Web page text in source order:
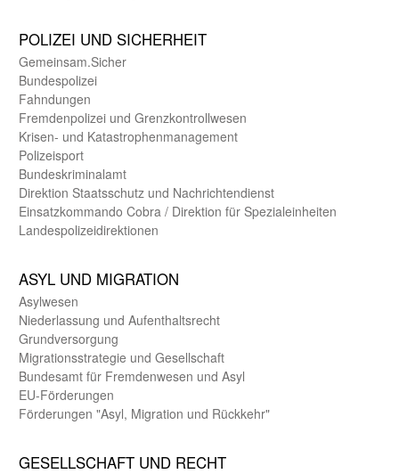
POLIZEI UND SICHER­HEIT
Gemein­sam.Sicher
Bundes­polizei
Fahndungen
Fremdenpolizei und Grenzkontrollwesen
Krisen- und Katastrophen­management
Polizeisport
Bundes­kriminal­amt
Direktion Staats­schutz und Nach­richten­dienst
Einsatz­kommando Cobra / Direktion für Spezialeinheiten
Landes­polizei­direk­tionen
ASYL UND MIGRA­TION
Asyl­wesen
Nieder­lassung und Aufent­halts­recht
Grund­versorgung
Migrations­strategie und Gesell­schaft
Bundes­amt für Fremden­wesen und Asyl
EU-Förde­rungen
Förderungen "Asyl, Migration und Rückkehr"
GE­SELL­SCHAFT UND RECHT